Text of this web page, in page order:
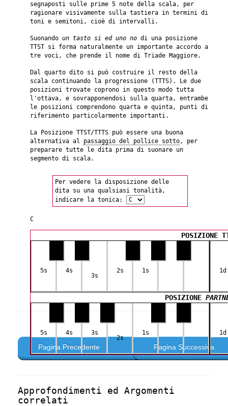
segnaposti sulle prime 5 note della scala, per
ragionare visivamente sulla tastiera in termini di
toni e semitoni, cioè di intervalli.
Suonando un tasto si ed uno no di una posizione
TTST si forma naturalmente un importante accordo a
tre voci, che prende il nome di Triade Maggiore.
Dal quarto dito si può costruire il resto della
scala continuando la progressione (TTTS). Le due
posizioni trovate coprono in questo modo tutta
l'ottava, e sovrapponendosi sulla quarta, entrambe
le posizioni comprendono quarta e quinta, punti di
riferimento particolarmente importanti.
La Posizione TTST/TTTS può essere una buona
alternativa al passaggio del pollice sotto, per
preparare tutte le dita prima di suonare un
segmento di scala.
Per vedere la disposizione delle
dita su una qualsiasi tonalità,
indicare la tonica:
C
POSIZIONE
5s 4s
3s
2s 1s 1d
POSIZIONE
5s 4s 3s
2s
1s 1d
Pagina Precedente Pagina Successiva
Approfondimenti ed Argomenti
correlati